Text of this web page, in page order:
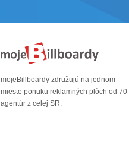
mojeBillboardy združujú na jednom
mieste ponuku reklamných plôch od 70
agentúr z celej SR.